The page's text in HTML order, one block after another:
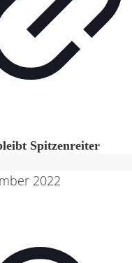
Spitzenreiter
2022